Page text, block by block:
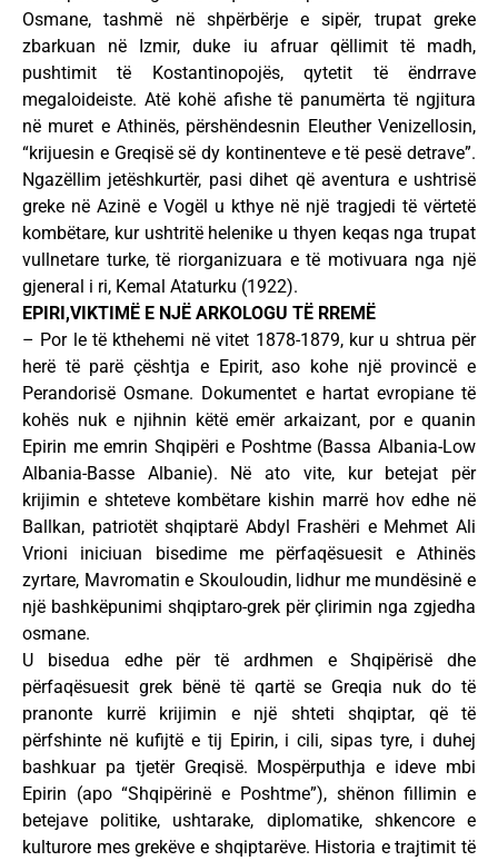
Osmane, tashmë në shpërbërje e sipër, trupat greke
zbarkuan në Izmir, duke iu afruar qëllimit të madh,
pushtimit të Kostantinopojës, qytetit të ëndrrave
megaloideiste. Atë kohë afishe të panumërta të ngjitura
në muret e Athinës, përshëndesnin Eleuther Venizellosin,
“krijuesin e Greqisë së dy kontinenteve e të pesë detrave”.
Ngazëllim jetëshkurtër, pasi dihet që aventura e ushtrisë
greke në Azinë e Vogël u kthye në një tragjedi të vërtetë
kombëtare, kur ushtritë helenike u thyen keqas nga trupat
vullnetare turke, të riorganizuara e të motivuara nga një
gjeneral i ri, Kemal Ataturku (1922).
EPIRI,VIKTIMË E NJË ARKOLOGU TË RREMË
– Por le të kthehemi në vitet 1878-1879, kur u shtrua për
herë të parë çështja e Epirit, aso kohe një provincë e
Perandorisë Osmane. Dokumentet e hartat evropiane të
kohës nuk e njihnin këtë emër arkaizant, por e quanin
Epirin me emrin Shqipëri e Poshtme (Bassa Albania-Low
Albania-Basse Albanie). Në ato vite, kur betejat për
krijimin e shteteve kombëtare kishin marrë hov edhe në
Ballkan, patriotët shqiptarë Abdyl Frashëri e Mehmet Ali
Vrioni iniciuan bisedime me përfaqësuesit e Athinës
zyrtare, Mavromatin e Skouloudin, lidhur me mundësinë e
një bashkëpunimi shqiptaro-grek për çlirimin nga zgjedha
osmane.
U bisedua edhe për të ardhmen e Shqipërisë dhe
përfaqësuesit grek bënë të qartë se Greqia nuk do të
pranonte kurrë krijimin e një shteti shqiptar, që të
përfshinte në kufijtë e tij Epirin, i cili, sipas tyre, i duhej
bashkuar pa tjetër Greqisë. Mospërputhja e ideve mbi
Epirin (apo “Shqipërinë e Poshtme”), shënon fillimin e
betejave politike, ushtarake, diplomatike, shkencore e
kulturore mes grekëve e shqiptarëve. Historia e trajtimit të